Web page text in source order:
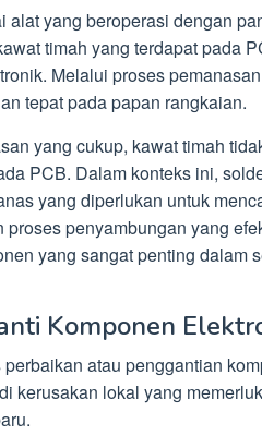
alat yang beroperasi dengan
timah yang terdapat pada
Melalui proses
tepat pada papan rangkaian.
yang cukup, kawat timah
PCB. Dalam konteks ini,
yang diperlukan untuk
proses penyambungan yang
yang sangat penting dalam
Komponen
atau penggantian
kerusakan lokal yang